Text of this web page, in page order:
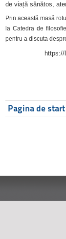
de viață sănătos,
Prin această masă
la Catedra de
pentru a discuta
https://
Pagina de start